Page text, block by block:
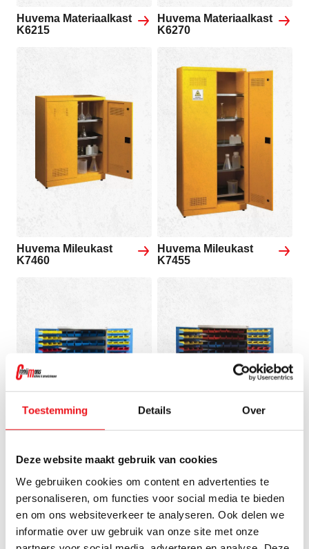
Toestemming Details Over
Deze website maakt gebruik van cookies
We gebruiken cookies om content en advertenties te
personaliseren, om functies voor social media te bieden
en om ons websiteverkeer te analyseren. Ook delen we
informatie over uw gebruik van onze site met onze
Huvema Materiaalkast
K6215
Huvema Materiaalkast
K6270
Huvema Mileukast
K7460
Huvema Mileukast
K7455
Huvema Materiaalkast
K6911
Huvema Materiaalkast